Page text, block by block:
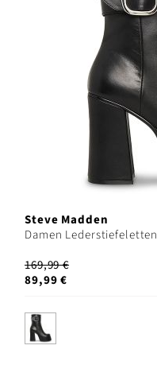
Steve Madden
Damen Lederstiefeletten
169,99 €
89,99 €